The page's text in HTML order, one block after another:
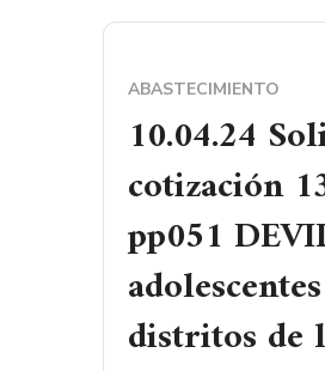
ABASTECIMIENTO
10.04.24
cotización
pp051
distritos de